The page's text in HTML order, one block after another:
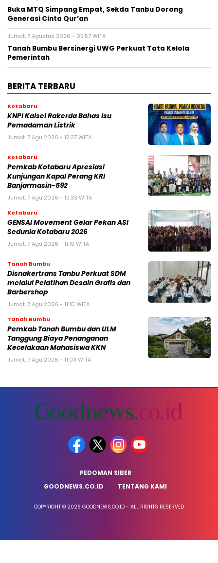
Buka MTQ Simpang Empat, Sekda Tanbu Dorong
Generasi Cinta Qur’an
Jumat, 7 Agustus 2026 - 05:57 WITA
Tanah Bumbu Bersinergi UWG Perkuat Tata Kelola
Pemerintah
BERITA TERBARU
Kotabaru
KNPI Kalsel Rakerda Bahas Isu
Pemadaman Listrik
Jumat, 7 Agu 2026 - 12:37 WITA
Kotabaru
Pemkab Kotabaru Apresiasi
Kunjungan Kapal Perang KRI
Banjarmasin-592
Jumat, 7 Agu 2026 - 12:33 WITA
Kotabaru
GENSAI Movement Gelar Pekan ASI
Sedunia Kotabaru 2026
Jumat, 7 Agu 2026 - 11:19 WITA
Tanah Bumbu
Disnakertrans Tanbu Perkuat SDM
melalui Pelatihan Desain Grafis dan
Barbershop
Jumat, 7 Agu 2026 - 11:10 WITA
Tanah Bumbu
Pemkab Tanah Bumbu dan ULM
Tanggung Biaya Penanganan
Kecelakaan Mahasiswa KKN
Jumat, 7 Agu 2026 - 11:03 WITA
PEDOMAN SIBER
GOODNEWS.CO.ID
TENTANG KAMI
COPYRIGHT © 2026 GOODNEWS.CO.ID - ALL RIGHTS RESERVED